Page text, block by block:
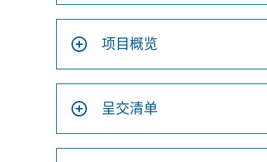
项目概览
呈交清单